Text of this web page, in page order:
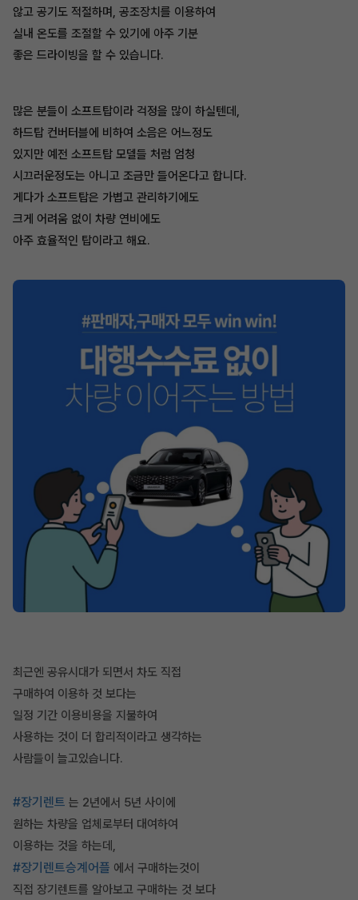
않고 공기도 적절하며, 공조장치를 이용하여
실내 온도를 조절할 수 있기에 아주 기분
좋은 드라이빙을 할 수 있습니다.
많은 분들이 소프트탑이라 걱정을 많이 하실텐데,
하드탑 컨버터블에 비하여 소음은 어느정도
있지만 예전 소프트탑 모델들 처럼 엄청
시끄러운정도는 아니고 조금만 들어온다고 합니다.
게다가 소프트탑은 가볍고 관리하기에도
크게 어려움 없이 차량 연비에도
아주 효율적인 탑이라고 해요.
최근엔 공유시대가 되면서 차도 직접
구매하여 이용하 것 보다는
일정 기간 이용비용을 지불하여
사용하는 것이 더 합리적이라고 생각하는
사람들이 늘고있습니다.
#장기렌트 는 2년에서 5년 사이에
원하는 차량을 업체로부터 대여하여
이용하는 것을 하는데,
#장기렌트승계어플 에서 구매하는것이
직접 장기렌트를 알아보고 구매하는 것 보다